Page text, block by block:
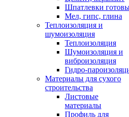
Шпатлевки
Мел, гипс, глина
Теплоизоляция и
шумоизоляция
Теплоизоляция
Шумоизоляция и
виброизоляция
Гидро-
Материалы для сухого
строительства
Листовые
материалы
Профиль для